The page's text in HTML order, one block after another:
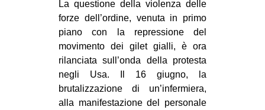
La questione della violenza delle
forze dell’ordine, venuta in primo
piano con la repressione del
movimento dei gilet gialli, è ora
rilanciata sull’onda della protesta
negli Usa. Il 16 giugno, la
brutalizzazione di un’infermiera,
alla manifestazione del personale